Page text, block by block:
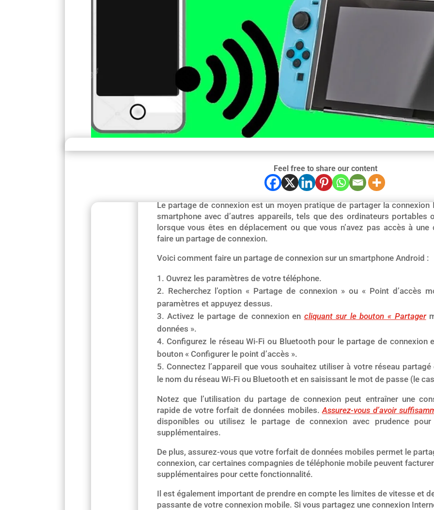
Feel free to share our content
Le partage de connexion est un moyen pratique de partager la connexion
smartphone avec d’autres appareils, tels que des ordinateurs portables
lorsque vous êtes en déplacement ou que vous n’avez pas accès à une
faire un partage de connexion.
Voici comment faire un partage de connexion sur un smartphone Android :
Ouvrez les paramètres de votre téléphone.
Recherchez l’option « Partage de connexion » ou « Point d’accès
paramètres et appuyez dessus.
Activez le partage de connexion en cliquant sur le bouton « Partager
données ».
Configurez le réseau Wi-Fi ou Bluetooth pour le partage de connexion
bouton « Configurer le point d’accès ».
Connectez l’appareil que vous souhaitez utiliser à votre réseau
le nom du réseau Wi-Fi ou Bluetooth et en saisissant le mot de passe (le
Notez que l’utilisation du partage de connexion peut entraîner une
rapide de votre forfait de données mobiles.Assurez-vous d’avoir
disponibles ou utilisez le partage de connexion avec prudence
supplémentaires.
De plus, assurez-vous que votre forfait de données mobiles permet le
connexion, car certaines compagnies de téléphonie mobile peuvent
supplémentaires pour cette fonctionnalité.
Il est également important de prendre en compte les limites de vitesse et
passante de votre connexion mobile. Si vous partagez une connexion